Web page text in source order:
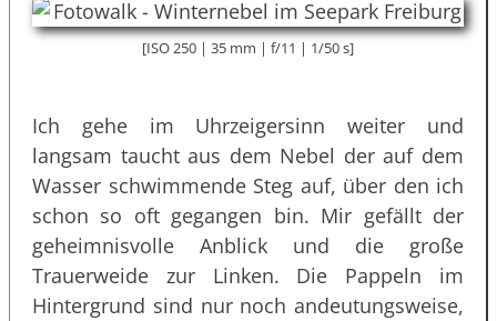
[ISO 250 | 35 mm | f/11 | 1/50 s]
Ich gehe im Uhrzeigersinn weiter und
langsam taucht aus dem Nebel der auf dem
Wasser schwimmende Steg auf, über den ich
schon so oft gegangen bin. Mir gefällt der
geheimnisvolle Anblick und die große
Trauerweide zur Linken. Die Pappeln im
Hintergrund sind nur noch andeutungsweise,